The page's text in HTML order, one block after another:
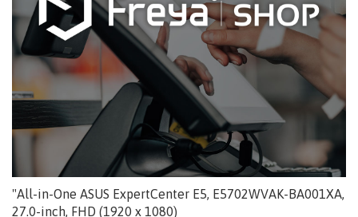
"All-in-One ASUS ExpertCenter E5, E5702WVAK-BA001XA,
27.0-inch, FHD (1920 x 1080)